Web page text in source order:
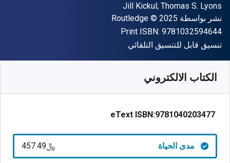
المؤلف (المؤلفون)
Jill Kickul; Thomas S. Lyons
الناشر
نشر بواسطة Routledge
حقوق الطبع والنشر © 2025
Print ISBN: 9781032594644
شكل
تنسيق قابل للتنسيق التلقائي
الكتاب الالكتروني
eText ISBN:9781040203477
مدى الحياة ﷼‎457.49